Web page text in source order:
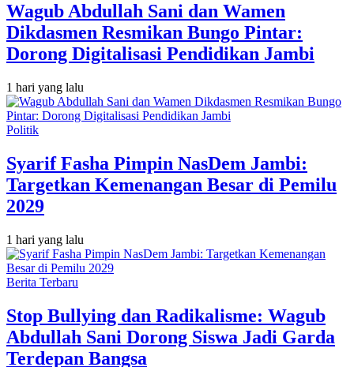
Wagub Abdullah Sani dan Wamen
Dikdasmen Resmikan Bungo Pintar:
Dorong Digitalisasi Pendidikan Jambi
1 hari yang lalu
Politik
Syarif Fasha Pimpin NasDem Jambi:
Targetkan Kemenangan Besar di Pemilu
2029
1 hari yang lalu
Berita Terbaru
Stop Bullying dan Radikalisme: Wagub
Abdullah Sani Dorong Siswa Jadi Garda
Terdepan Bangsa